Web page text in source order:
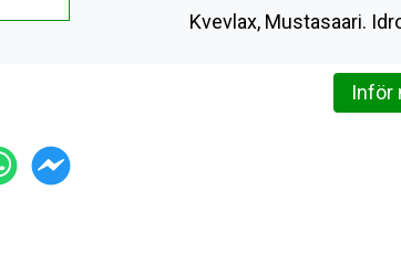
Kvevlax, Mustasaari.
Inför